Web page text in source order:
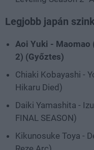
Legjobb japán
Aoi Yuki - Maomao
2) (Győztes)
Chiaki Kobayashi -
Hikaru Died)
Daiki Yamashita -
FINAL SEASON)
Kikunosuke Toya -